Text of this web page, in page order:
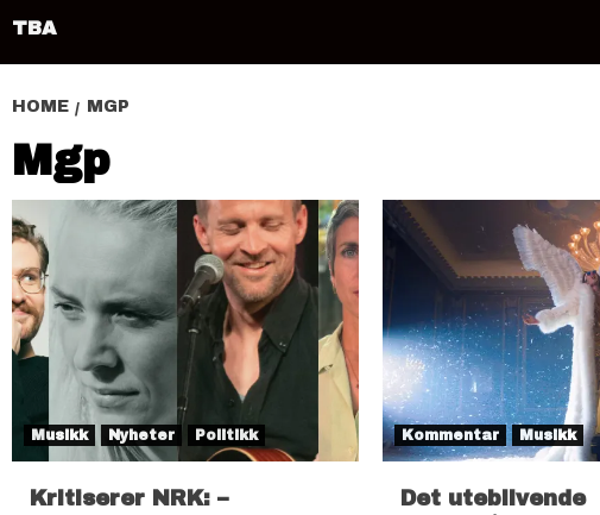
TBA
HOME MGP
Mgp
Musikk Nyheter Politikk
Kritiserer NRK: –
Kommentar Musikk
Det uteblivende